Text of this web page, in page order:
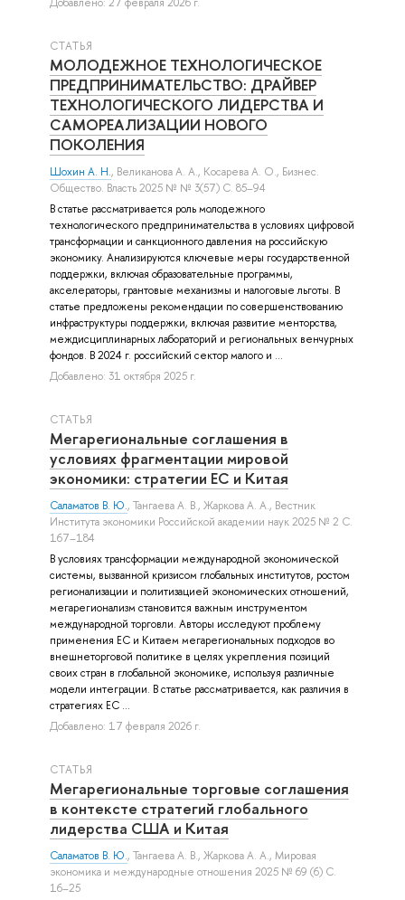
СТАТЬЯ
МОЛОДЕЖНОЕ ТЕХНОЛОГИЧЕСКОЕ
ПРЕДПРИНИМАТЕЛЬСТВО: ДРАЙВЕР
ТЕХНОЛОГИЧЕСКОГО ЛИДЕРСТВА И
САМОРЕАЛИЗАЦИИ НОВОГО
ПОКОЛЕНИЯ
Шохин А. Н., Великанова А. А., Косарева А. О., Бизнес.
Общество. Власть 2025 № № 3(57) С. 85–94
В статье рассматривается роль молодежного
технологического предпринимательства в условиях цифровой
трансформации и санкционного давления на российскую
экономику. Анализируются ключевые меры государственной
поддержки, включая образовательные программы,
акселераторы, грантовые механизмы и налоговые льготы. В
статье предложены рекомендации по совершенствованию
инфраструктуры поддержки, включая развитие менторства,
междисциплинарных лабораторий и региональных венчурных
фондов. В 2024 г. российский сектор малого и ...
Добавлено: 31 октября 2025 г.
СТАТЬЯ
Мегарегиональные соглашения в
условиях фрагментации мировой
экономики: стратегии ЕС и Китая
Саламатов В. Ю., Тангаева А. В., Жаркова А. А., Вестник
Института экономики Российской академии наук 2025 № 2 С.
167–184
В условиях трансформации международной экономической
системы, вызванной кризисом глобальных институтов, ростом
регионализации и политизацией экономических отношений,
мегарегионализм становится важным инструментом
международной торговли. Авторы исследуют проблему
применения ЕС и Китаем мегарегиональных подходов во
внешнеторговой политике в целях укрепления позиций
своих стран в глобальной экономике, используя различные
модели интеграции. В статье рассматривается, как различия в
стратегиях ЕС ...
Добавлено: 17 февраля 2026 г.
СТАТЬЯ
Мегарегиональные торговые соглашения
в контексте стратегий глобального
лидерства США и Китая
Саламатов В. Ю., Тангаева А. В., Жаркова А. А., Мировая
экономика и международные отношения 2025 № 69 (6) С.
16–25